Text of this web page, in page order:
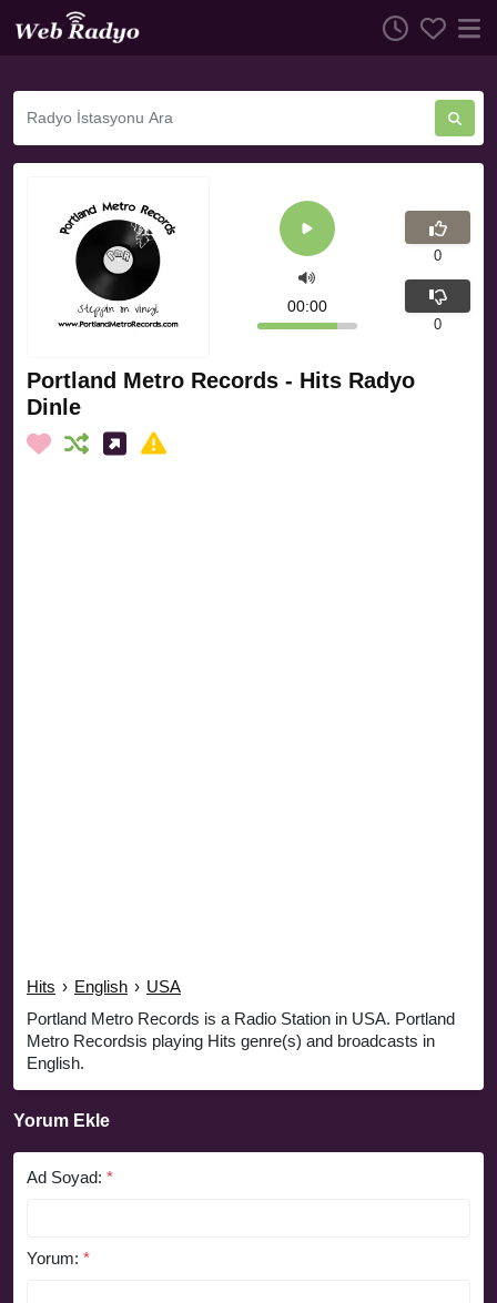
Portland Metro Records - Hits Radyo
Dinle
Hits › English › USA
Portland Metro Records is a Radio Station in USA. Portland
Metro Recordsis playing Hits genre(s) and broadcasts in
English.
00:00
0
0
Yorum Ekle
Ad Soyad: *
Yorum: *